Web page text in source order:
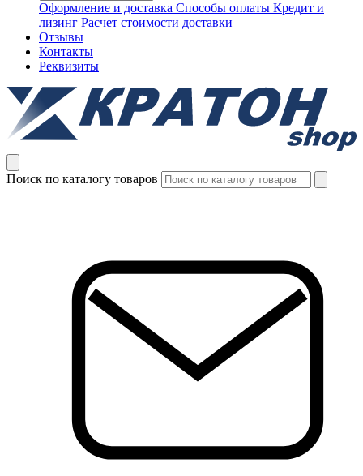
Оформление и доставка Способы оплаты Кредит и
лизинг Расчет стоимости доставки
Отзывы
Контакты
Реквизиты
Поиск по каталогу товаров